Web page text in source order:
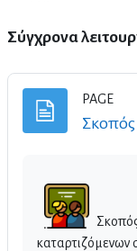
Σύγχρονα
PAGE
Σκοπός
καταρτιζόμενων